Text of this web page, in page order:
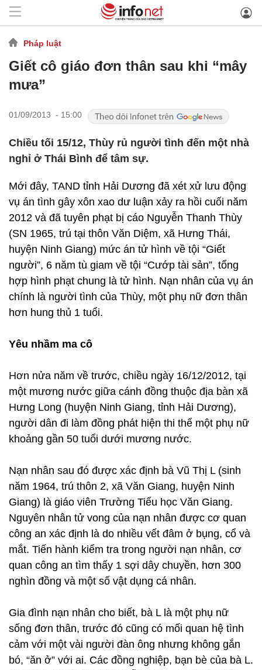
Pháp luật
Giết cô giáo đơn thân sau khi “mây
mưa”
01/09/2013 - 15:00
Chiều tối 15/12, Thùy rủ người tình đến một nhà
nghỉ ở Thái Bình để tâm sự.
Mới đây, TAND tỉnh Hải Dương đã xét xử lưu động
vụ án tình gây xôn xao dư luận xảy ra hồi cuối năm
2012 và đã tuyên phạt bị cáo Nguyễn Thanh Thùy
(SN 1965, trú tại thôn Văn Diệm, xã Hưng Thái,
huyện Ninh Giang) mức án tử hình về tội “Giết
người”, 6 năm tù giam về tội “Cướp tài sản”, tổng
hợp hình phạt chung là tử hình. Nạn nhân của vụ án
chính là người tình của Thùy, một phụ nữ đơn thân
hơn hung thủ 1 tuổi.
Yêu nhầm ma cô
Hơn nửa năm về trước, chiều ngày 16/12/2012, tại
một mương nước giữa cánh đồng thuộc địa bàn xã
Hưng Long (huyện Ninh Giang, tỉnh Hải Dương),
người dân đi làm đồng phát hiện thi thể một phụ nữ
khoảng gần 50 tuổi dưới mương nước.
Nạn nhân sau đó được xác định bà Vũ Thị L (sinh
năm 1964, trú thôn 2, xã Văn Giang, huyện Ninh
Giang) là giáo viên Trường Tiểu học Văn Giang.
Nguyên nhân tử vong của nạn nhân được cơ quan
công an xác định là do nhiều vết đâm ở bụng, cổ và
mắt. Tiến hành kiểm tra trong người nạn nhân, cơ
quan công an tìm thấy 1 sợi dây chuyền, hơn 300
nghìn đồng và một số vật dụng cá nhân.
Gia đình nạn nhân cho biết, bà L là một phụ nữ
sống đơn thân, trước đó cũng có mối quan hệ tình
cảm với một vài người đàn ông nhưng không gắn
bó, “ăn ở” với ai. Các đồng nghiệp, bạn bè của bà L.